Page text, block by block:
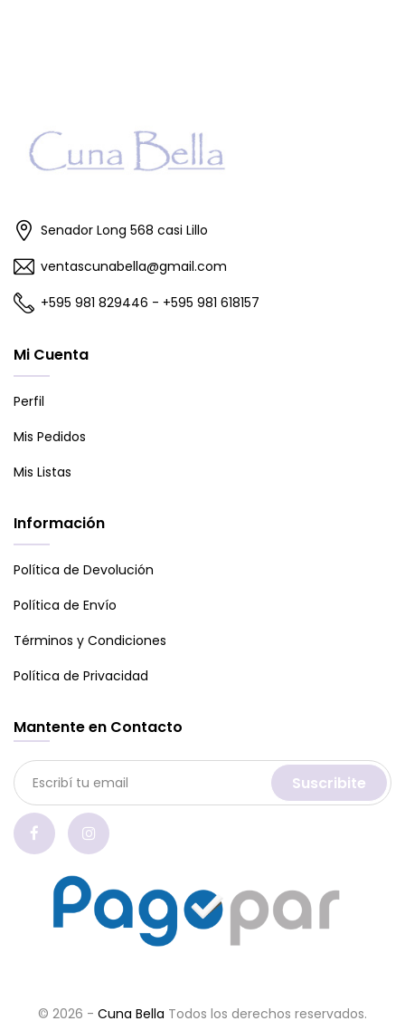
Senador Long 568 casi Lillo
ventascunabella@gmail.com
+595 981 829446 - +595 981 618157
Mi Cuenta
Perfil
Mis Pedidos
Mis Listas
Información
Política de Devolución
Política de Envío
Términos y Condiciones
Política de Privacidad
Mantente en Contacto
Suscribite
© 2026 - Cuna Bella Todos los derechos reservados.